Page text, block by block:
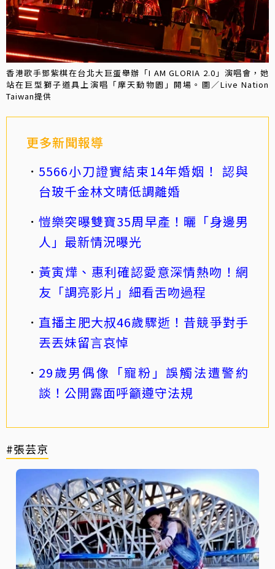
香港歌手鄧紫棋在台北大巨蛋舉辦「I AM GLORIA 2.0」演唱會，她
站在巨型獅子道具上演唱「摩天動物園」開場。圖／Live Nation
Taiwan提供
更多新聞報導
5566小刀證實結束14年婚姻！ 認與
台玻千金林文晴低調離婚
愷樂突曝雙寶35周早產！曬「身邊男
人」最新情況曝光
黃寅燁、惠利確認愛意深情熱吻！網
友「調亮影片」細看舌吻過程
直播主肥大叔46歲驟逝！昔競爭對手
丟丟妹留言哀悼
29歲男偶像「寵粉」誤觸法遭警約
談！公開露面呼籲遵守法規
#張芸京